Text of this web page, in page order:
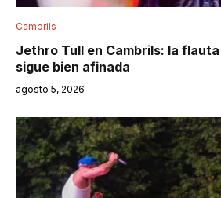
Cambrils
Jethro Tull en Cambrils: la
sigue bien afinada
agosto 5, 2026